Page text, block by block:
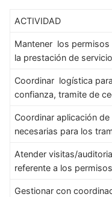
ACTIVIDAD
Mantener los permisos
la prestación de
Coordinar logística
confianza, tramite de
Coordinar aplicación
necesarias para los
Atender visitas/
referente a los
Gestionar con